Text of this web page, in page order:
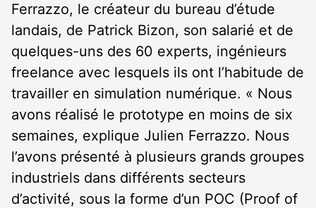
Ferrazzo, le créateur du bureau d’étude
landais, de Patrick Bizon, son salarié et de
quelques-uns des 60 experts, ingénieurs
freelance avec lesquels ils ont l’habitude de
travailler en simulation numérique. « Nous
avons réalisé le prototype en moins de six
semaines, explique Julien Ferrazzo. Nous
l’avons présenté à plusieurs grands groupes
industriels dans différents secteurs
d’activité, sous la forme d’un POC (Proof of